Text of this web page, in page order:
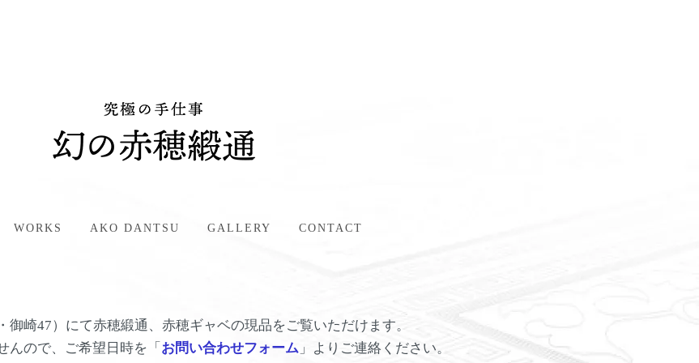
WORKS AKO DANTSU GALLERY CONTACT
御崎47）にて赤穂緞通、赤穂ギャベの現品をご覧いただけます。
んので、ご希望日時を「 お問い合わせフォーム 」よりご連絡ください。